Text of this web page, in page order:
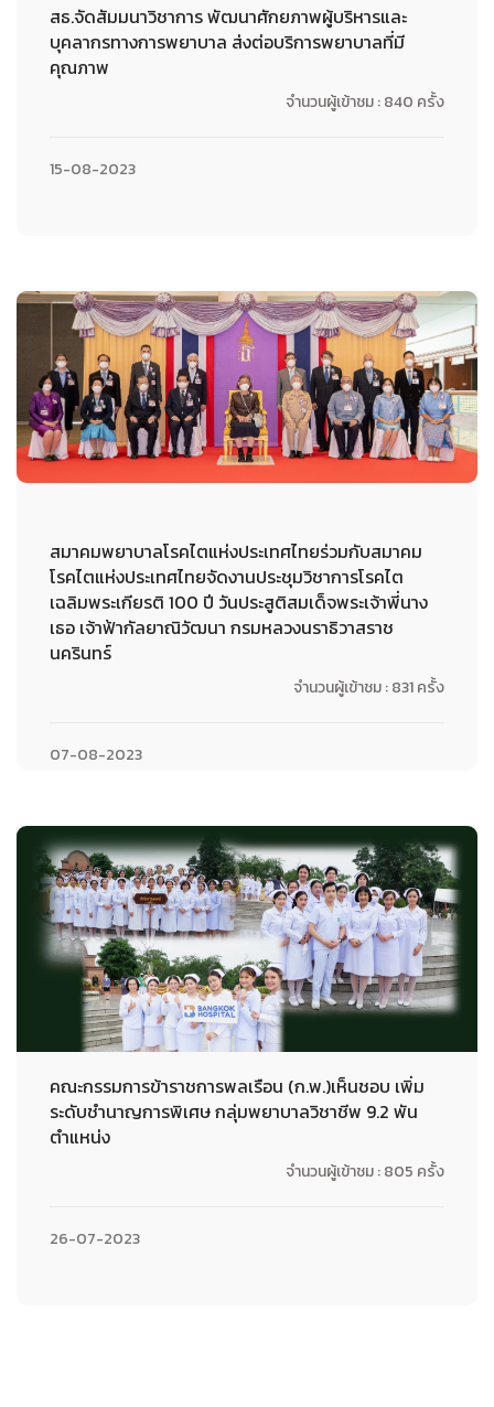
สธ.จัดสัมมนาวิชาการ พัฒนาศักยภาพผู้บริหารและ
บุคลากรทางการพยาบาล ส่งต่อบริการพยาบาลที่มี
คุณภาพ
จำนวนผู้เข้าชม : 840 ครั้ง
15-08-2023
สมาคมพยาบาลโรคไตแห่งประเทศไทยร่วมกับสมาคม
โรคไตแห่งประเทศไทยจัดงานประชุมวิชาการโรคไต
เฉลิมพระเกียรติ 100 ปี วันประสูติสมเด็จพระเจ้าพี่นาง
เธอ เจ้าฟ้ากัลยาณิวัฒนา กรมหลวงนราธิวาสราช
นครินทร์
จำนวนผู้เข้าชม : 831 ครั้ง
07-08-2023
คณะกรรมการข้าราชการพลเรือน (ก.พ.)เห็นชอบ เพิ่ม
ระดับชำนาญการพิเศษ กลุ่มพยาบาลวิชาชีพ 9.2 พัน
ตำแหน่ง
จำนวนผู้เข้าชม : 805 ครั้ง
26-07-2023